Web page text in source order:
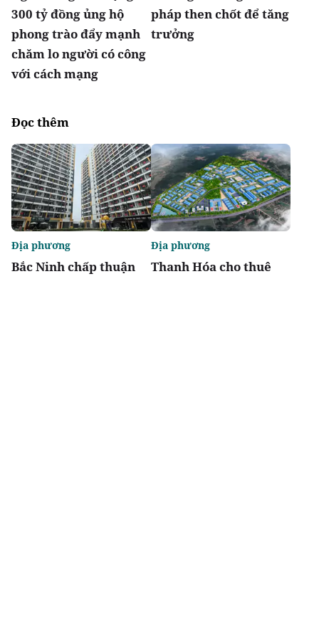
300 tỷ đồng ủng hộ
phong trào đẩy mạnh
chăm lo người có công
với cách mạng
pháp then chốt để tăng
trưởng
Đọc thêm
Bắc Ninh chấp thuận
Địa phương
Thanh Hóa cho thuê
Địa phương